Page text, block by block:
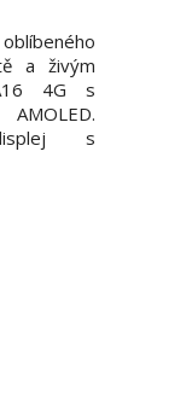
a živým
4G s
s
s